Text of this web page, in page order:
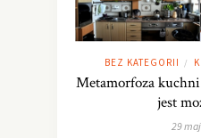
BEZ KATEGORII /
Metamorfoza
jest
29